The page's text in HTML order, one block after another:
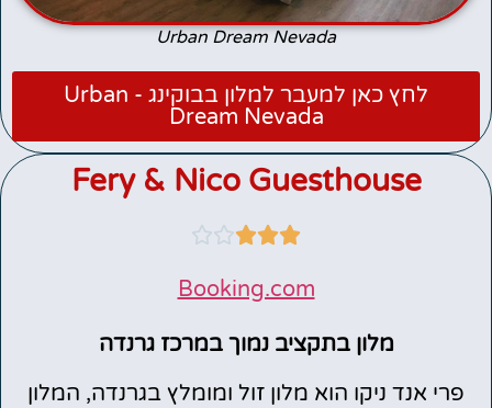
Urban Dream Nevada
לחץ כאן למעבר למלון בבוקינג - Urban
Dream Nevada
Fery & Nico Guesthouse





Booking.com
מלון בתקציב נמוך במרכז גרנדה
פרי אנד ניקו הוא מלון זול ומומלץ בגרנדה, המלון